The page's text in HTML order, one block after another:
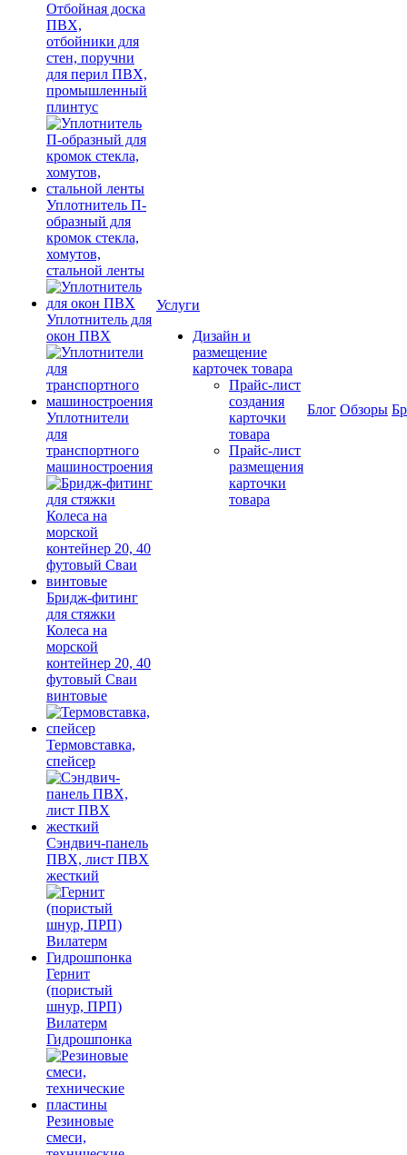
Отбойная доска
ПВХ,
отбойники для
стен, поручни
для перил ПВХ,
промышленный
плинтус
Уплотнитель П-
образный для
кромок стекла,
хомутов,
стальной ленты
Уплотнитель для
окон ПВХ
Уплотнители
для
транспортного
машиностроения
Бридж-фитинг
для стяжки
Колеса на
морской
контейнер 20, 40
футовый Сваи
винтовые
Термовставка,
спейсер
Сэндвич-панель
ПВХ, лист ПВХ
жесткий
Гернит
(пористый
шнур, ПРП)
Вилатерм
Гидрошпонка
Резиновые
смеси,
Услуги
Дизайн и
размещение
карточек товара
Прайс-лист
создания
карточки
товара
Прайс-лист
размещения
карточки
товара
Блог Обзоры